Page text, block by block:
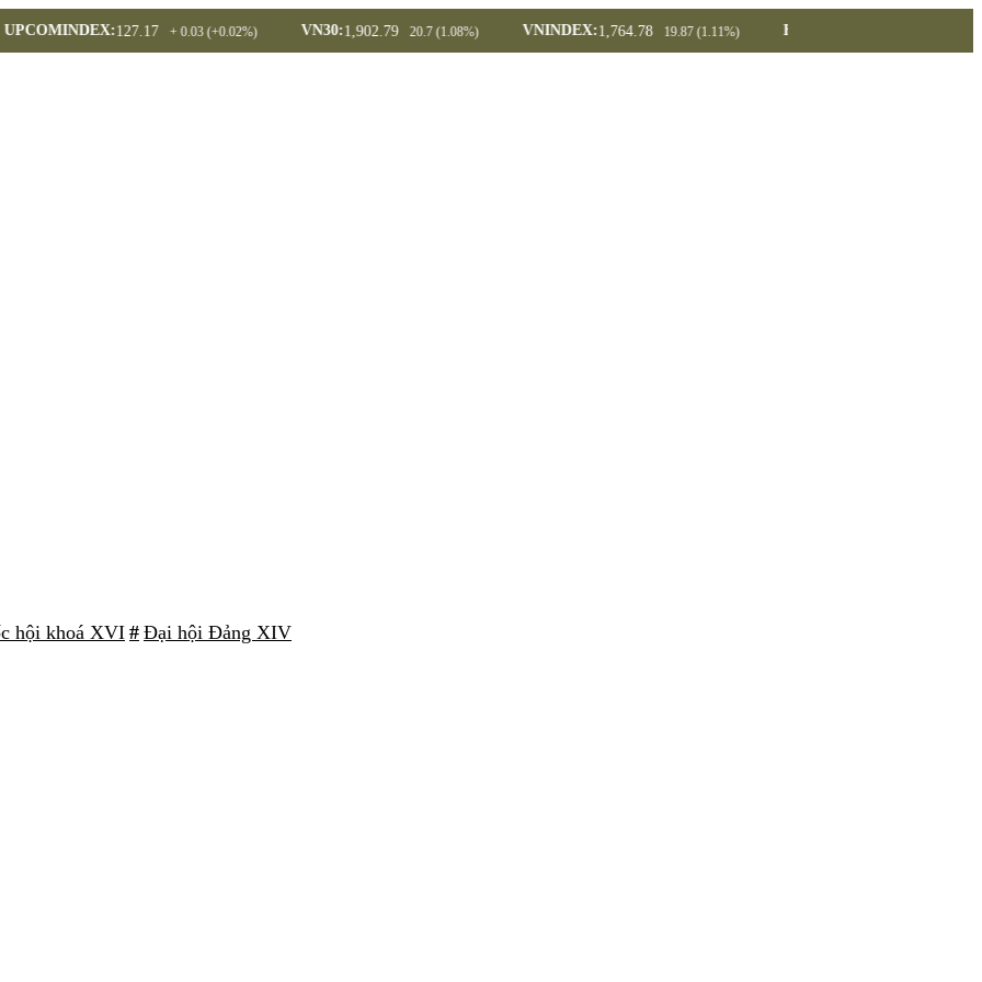
127.17 + 0.03 (+0.02%) VN30:1,902.79 20.7 (1.08%) VNINDEX:1,764.78 19.87 (1.11%) HNX30:
hội khoá XVI # Đại hội Đảng XIV